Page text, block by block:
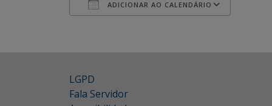
ADICIONAR AO CALENDÁRIO
LGPD
Fala Servidor